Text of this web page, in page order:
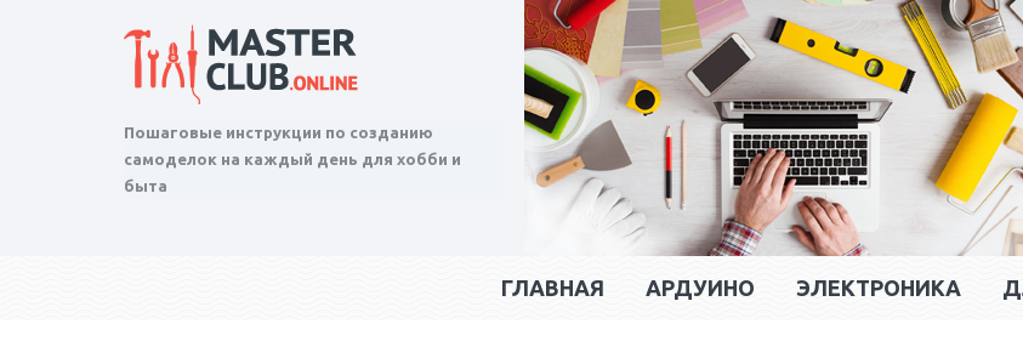
Пошаговые инструкции по созданию
самоделок на каждый день для хобби и
быта
ГЛАВНАЯ АРДУИНО ЭЛЕКТРОНИКА